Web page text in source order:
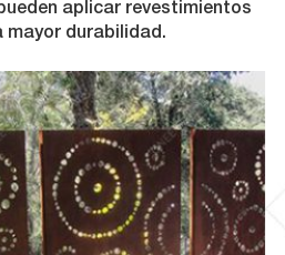
aplicar revestimientos
mayor durabilidad.